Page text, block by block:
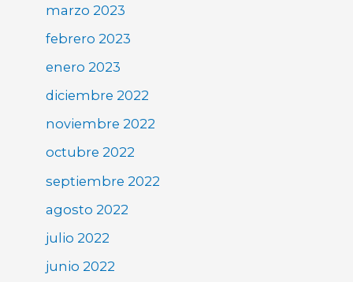
marzo 2023
febrero 2023
enero 2023
diciembre 2022
noviembre 2022
octubre 2022
septiembre 2022
agosto 2022
julio 2022
junio 2022